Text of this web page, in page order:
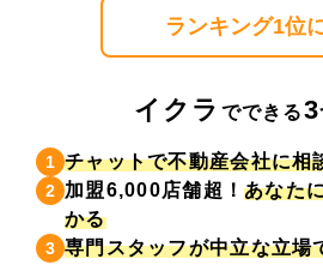
ランキング1位
イクラ でできる3
1 チャットで不動産会社に相
2 加盟6,000店舗超！あなた
かる
3 専門スタッフが中立な立場